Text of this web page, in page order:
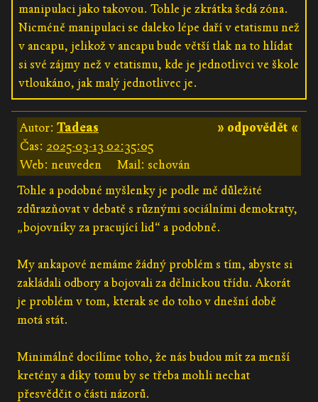
manipulaci jako takovou. Tohle je zkrátka šedá zóna.
Nicméně manipulaci se daleko lépe daří v etatismu než
v ancapu, jelikož v ancapu bude větší tlak na to hlídat
si své zájmy než v etatismu, kde je jednotlivci ve škole
vtloukáno, jak malý jednotlivec je.
» odpovědět «
Autor: Tadeas
Čas: 2025-03-13 02:35:05
Web: neuveden
Mail: schován
Tohle a podobné myšlenky je podle mě důležité
zdůrazňovat v debatě s různými sociálními demokraty,
„bojovníky za pracující lid“ a podobně.
My ankapové nemáme žádný problém s tím, abyste si
zakládali odbory a bojovali za dělnickou třídu. Akorát
je problém v tom, kterak se do toho v dnešní době
motá stát.
Minimálně docílíme toho, že nás budou mít za menší
kretény a díky tomu by se třeba mohli nechat
přesvědčit o části názorů.